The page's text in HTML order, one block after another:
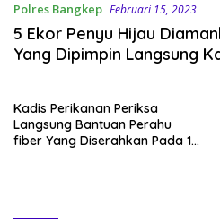
Polres Bangkep Februari 15, 2023
5 Ekor Penyu Hijau
Yang Dipimpin Langsung
Kadis Perikanan Periksa
Langsung Bantuan Perahu
fiber Yang Diserahkan Pada 13